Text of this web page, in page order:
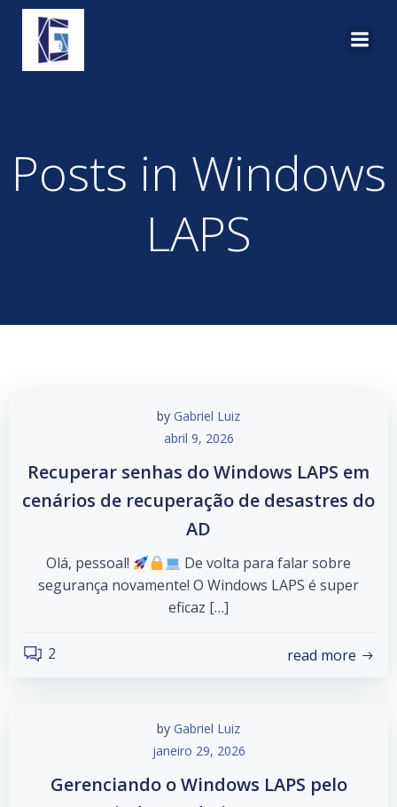
Posts in Windows
LAPS
by Gabriel Luiz
abril 9, 2026
Recuperar senhas do Windows LAPS em
cenários de recuperação de desastres do
AD
Olá, pessoal!
De volta para falar sobre
segurança novamente! O Windows LAPS é super
eficaz […]
2 read more
by Gabriel Luiz
janeiro 29, 2026
Gerenciando o Windows LAPS pelo